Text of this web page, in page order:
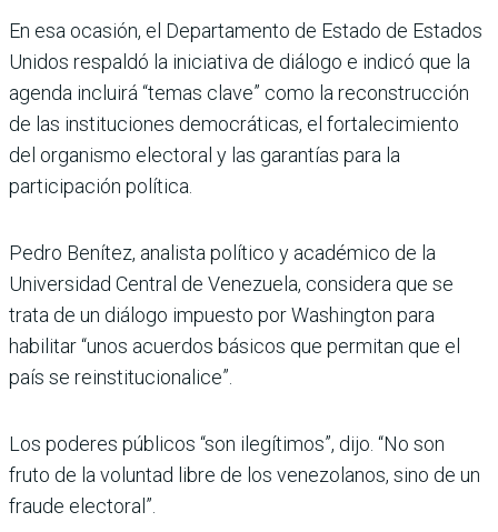
En esa ocasión, el Departamento de Estado de Estados
Unidos respaldó la iniciativa de diálogo e indicó que la
agenda incluirá “temas clave” como la reconstrucción
de las instituciones democráticas, el fortalecimiento
del organismo electoral y las garantías para la
participación política.
Pedro Benítez, analista político y académico de la
Universidad Central de Venezuela, considera que se
trata de un diálogo impuesto por Washington para
habilitar “unos acuerdos básicos que permitan que el
país se reinstitucionalice”.
Los poderes públicos “son ilegítimos”, dijo. “No son
fruto de la voluntad libre de los venezolanos, sino de un
fraude electoral”.